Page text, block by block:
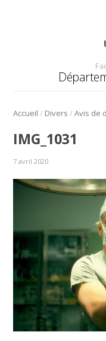
Accueil / Divers /
IMG_1031
7 avril 2020